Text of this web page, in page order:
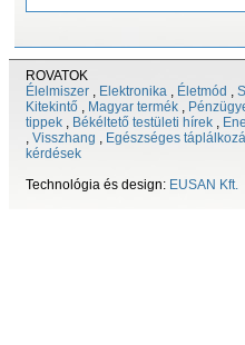
ROVATOK
Élelmiszer , Elektronika , Életmód ,
Kitekintő , Magyar termék ,
tippek , Békéltető testületi hírek ,
, Visszhang , Egészséges
kérdések
Technológia és design: EUSAN Kft.